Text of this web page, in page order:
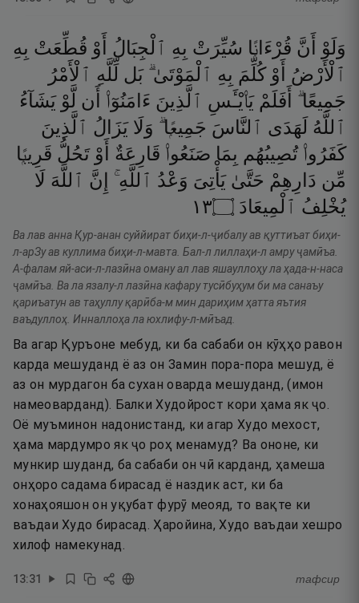
وَلَوْ أَنَّ قُرْءَانًۭا سُيِّرَتْ بِهِ ٱلْجِبَالُ أَوْ قُطِّعَتْ بِهِ
ٱلْأَرْضُ
أَوْ كُلِّمَ بِهِ ٱلْمَوْتَىٰ ۗ بَل لِّلَّهِ ٱلْأَمْرُ
جَمِيعًا ۗ أَفَلَمْ يَا۟يْـَٔسِ ٱلَّذِينَ ءَامَنُوٓا۟ أَن لَّوْ يَشَآءُ
ٱللَّهُ لَهَدَى ٱلنَّاسَ جَمِيعًۭا ۗ وَلَا يَزَالُ ٱلَّذِينَ
كَفَرُوا۟ تُصِيبُهُم بِمَا صَنَعُوا۟ قَارِعَةٌ أَوْ تَحُلُّ قَرِيبًۭا
مِّن دَارِهِمْ حَتَّىٰ يَأْتِىَ وَعْدُ ٱللَّهِ ۚ إِنَّ ٱللَّهَ لَا
يُخْلِفُ ٱلْمِيعَادَ ۝٣١
Ва лав анна Қур-анан суййират биҳи-л-ҷибалу ав қуттиъат биҳи-
л-арЗу ав куллима биҳи-л-мавта. Бал-л лиллаҳи-л амру ҷамӣъа.
А-фалам яй-аси-л-лазӣна оману ал лав яшауллоҳу ла ҳада-н-наса
ҷамӣъа. Ва ла язалу-л лазӣна кафару тусӣбуҳум би ма санаъу
қариъатун ав таҳуллу қарӣба-м мин дариҳим ҳатта яътия
ваъдуллоҳ. Инналлоҳа ла юхлифу-л-мӣъад.
Ва агар Қуръоне мебуд, ки ба сабаби он кӯҳҳо равон
карда мешуданд ё аз он Замин пора-пора мешуд, ё
аз он мурдагон ба сухан оварда мешуданд, (имон
намеоварданд). Балки Худойрост кори ҳама як ҷо.
Оё муъминон надонистанд, ки агар Худо мехост,
ҳама мардумро як ҷо роҳ менамуд? Ва ононе, ки
мункир шуданд, ба сабаби он чӣ карданд, ҳамеша
онҳоро садама бирасад ё наздик аст, ки ба
хонаҳояшон он уқубат фурӯ меояд, то вақте ки
ваъдаи Худо бирасад. Ҳаройина, Худо ваъдаи хешро
хилоф намекунад.
13:31 тафсир